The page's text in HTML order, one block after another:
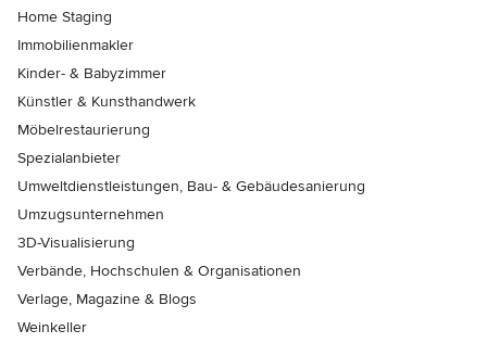
Home Staging
Immobilienmakler
Kinder- & Babyzimmer
Künstler & Kunsthandwerk
Möbelrestaurierung
Spezialanbieter
Umweltdienstleistungen, Bau- & Gebäudesanierung
Umzugsunternehmen
3D-Visualisierung
Verbände, Hochschulen & Organisationen
Verlage, Magazine & Blogs
Weinkeller